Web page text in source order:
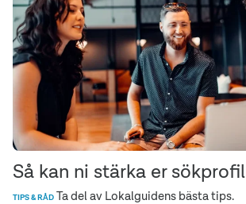
Så kan ni stärka er sökprofil
TIPS & RÅD Ta del av Lokalguidens bästa tips.